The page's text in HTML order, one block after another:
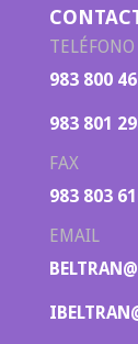
TELÉFONO
983 800
983 801
FAX
983 803
EMAIL